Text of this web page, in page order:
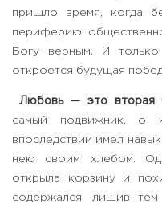
пришло время, когда
периферию
Богу верным. И
откроется будущая
Любовь — это вторая
самый подвижник, о
впоследствии имел
нею своим хлебом.
открыла корзину и
содержался, лишив